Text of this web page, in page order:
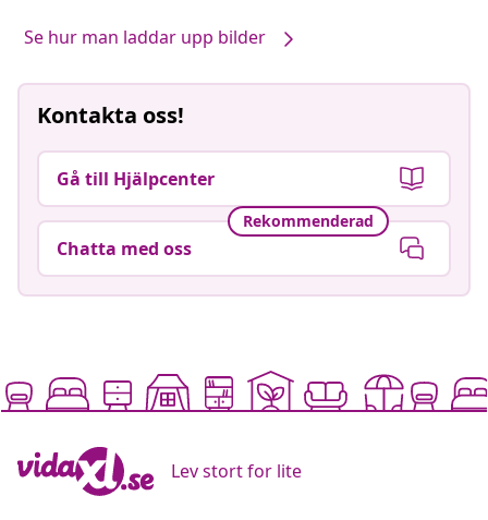
Se hur man laddar upp bilder
Kontakta oss!
Gå till Hjälpcenter
Rekommenderad
Chatta med oss
Lev stort for lite